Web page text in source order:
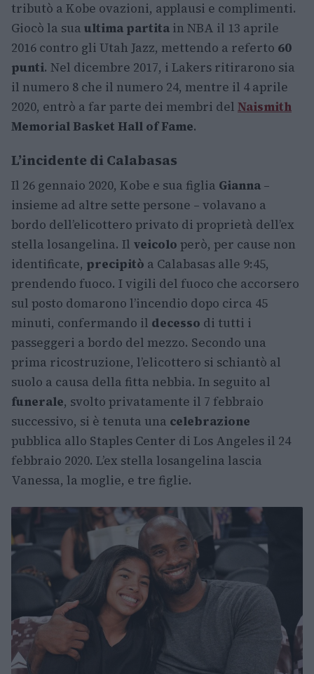
tributò a Kobe ovazioni, applausi e complimenti.
Giocò la sua ultima partita in NBA il 13 aprile
2016 contro gli Utah Jazz, mettendo a referto 60
punti. Nel dicembre 2017, i Lakers ritirarono sia
il numero 8 che il numero 24, mentre il 4 aprile
2020, entrò a far parte dei membri del Naismith
Memorial Basket Hall of Fame.
L’incidente di Calabasas
Il 26 gennaio 2020, Kobe e sua figlia Gianna –
insieme ad altre sette persone – volavano a
bordo dell’elicottero privato di proprietà dell’ex
stella losangelina. Il veicolo però, per cause non
identificate, precipitò a Calabasas alle 9:45,
prendendo fuoco. I vigili del fuoco che accorsero
sul posto domarono l’incendio dopo circa 45
minuti, confermando il decesso di tutti i
passeggeri a bordo del mezzo. Secondo una
prima ricostruzione, l’elicottero si schiantò al
suolo a causa della fitta nebbia. In seguito al
funerale, svolto privatamente il 7 febbraio
successivo, si è tenuta una celebrazione
pubblica allo Staples Center di Los Angeles il 24
febbraio 2020. L’ex stella losangelina lascia
Vanessa, la moglie, e tre figlie.